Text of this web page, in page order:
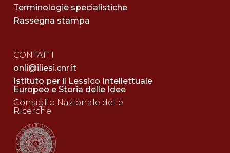
Terminologie specialistiche
Rassegna stampa
CONTATTI
onli@iliesi.cnr.it
Istituto per il Lessico Intellettuale
Europeo e Storia delle Idee
Consiglio Nazionale delle
Ricerche